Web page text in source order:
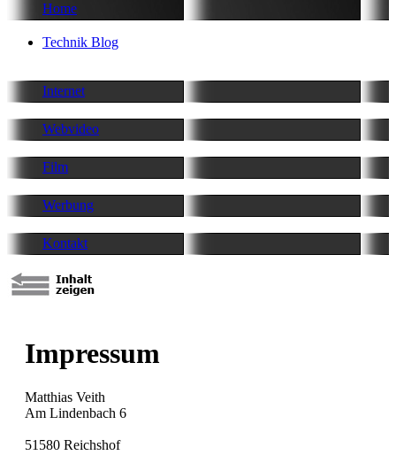
Home
Technik Blog
Internet
Webvideo
Film
Werbung
Kontakt
Impressum
Matthias Veith
Am Lindenbach 6
51580 Reichshof